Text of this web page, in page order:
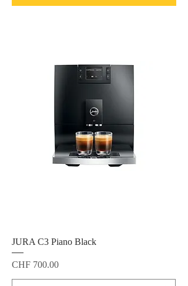
JURA C3 Piano Black
Preis
CHF 700.00